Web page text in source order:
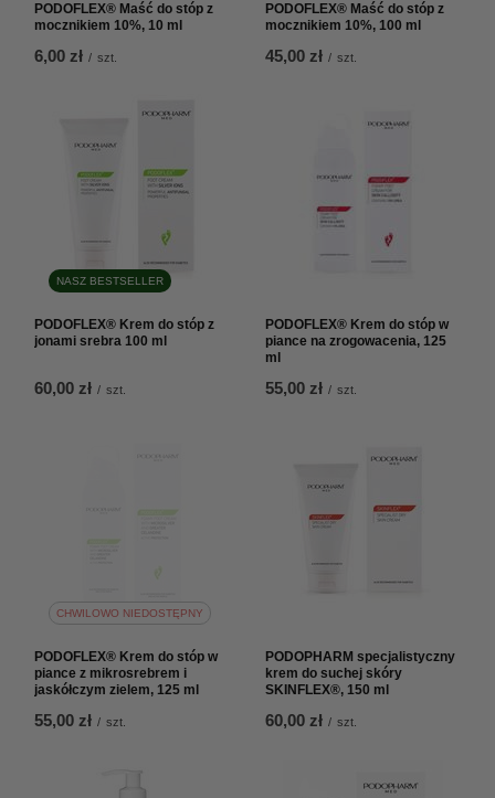
PODOFLEX® Maść do stóp z
mocznikiem 10%, 10 ml
6,00 zł / szt.
PODOFLEX® Maść do stóp z
mocznikiem 10%, 100 ml
45,00 zł / szt.
NASZ BESTSELLER
PODOFLEX® Krem do stóp z
jonami srebra 100 ml
60,00 zł / szt.
PODOFLEX® Krem do stóp w
piance na zrogowacenia, 125
ml
55,00 zł / szt.
CHWILOWO NIEDOSTĘPNY
PODOFLEX® Krem do stóp w
piance z mikrosrebrem i
jaskółczym zielem, 125 ml
55,00 zł / szt.
PODOPHARM specjalistyczny
krem do suchej skóry
SKINFLEX®, 150 ml
60,00 zł / szt.